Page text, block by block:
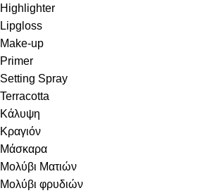
Highlighter
Lipgloss
Make-up
Primer
Setting Spray
Terracotta
Κάλυψη
Κραγιόν
Μάσκαρα
Μολύβι Ματιών
Μολύβι φρυδιών